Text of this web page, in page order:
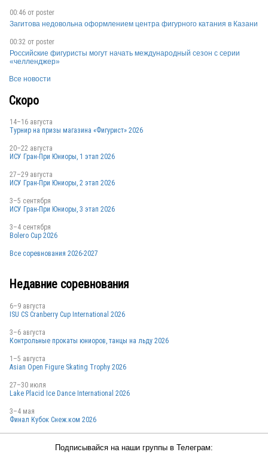
FRA
FRA
00:46 от poster
Загитова недовольна оформлением центра фигурного катания в Казани
00:32 от poster
Российские фигуристы могут начать международный сезон с серии
«челленджер»
Все новости
Скоро
14–16 августа
Турнир на призы магазина «Фигурист» 2026
20–22 августа
ИСУ Гран-При Юниоры, 1 этап 2026
27–29 августа
ИСУ Гран-При Юниоры, 2 этап 2026
3–5 сентября
ИСУ Гран-При Юниоры, 3 этап 2026
3–4 сентября
Bolero Cup 2026
Все соревнования 2026-2027
Недавние соревнования
6–9 августа
ISU CS Cranberry Cup International 2026
3–6 августа
Контрольные прокаты юниоров, танцы на льду 2026
1–5 августа
Asian Open Figure Skating Trophy 2026
27–30 июля
Lake Placid Ice Dance International 2026
3–4 мая
Финал Кубок Снеж.ком 2026
Подписывайся на наши группы в Телеграм: